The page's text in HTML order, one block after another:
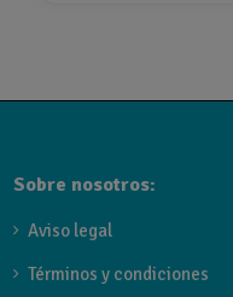
Sobre nosotros:
Aviso legal
Términos y condiciones